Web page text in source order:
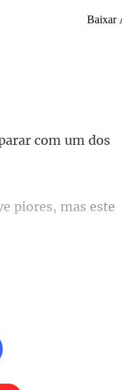
Baixar
com
piores, mas este